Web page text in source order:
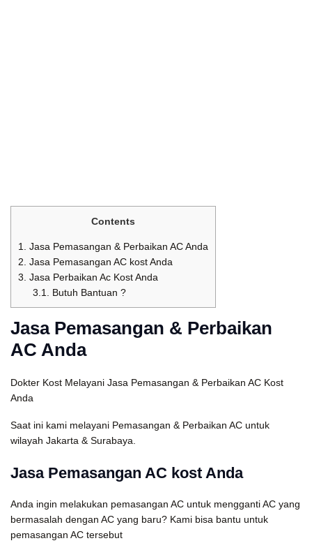
Contents
1.
Jasa Pemasangan & Perbaikan AC Anda
2. Jasa Pemasangan AC kost Anda
3. Jasa Perbaikan Ac Kost Anda
3.1.
Butuh Bantuan ?
Jasa Pemasangan & Perbaikan
AC Anda
Dokter Kost Melayani Jasa Pemasangan & Perbaikan AC Kost
Anda
Saat ini kami melayani Pemasangan & Perbaikan AC untuk
wilayah Jakarta & Surabaya.
Jasa Pemasangan AC kost Anda
Anda ingin melakukan pemasangan AC untuk mengganti AC yang
bermasalah dengan AC yang baru? Kami bisa bantu untuk
pemasangan AC tersebut